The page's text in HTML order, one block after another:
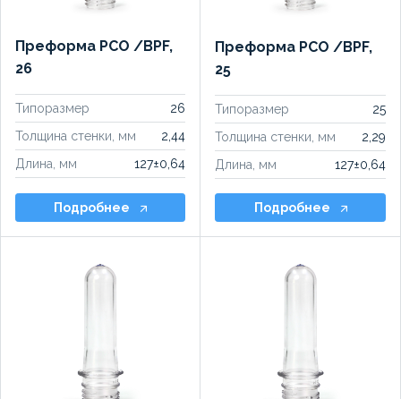
Преформа PCO /BPF,
26
Типоразмер
26
Толщина стенки, мм
2,44
Длина, мм
127±0,64
Подробнее
Преформа PCO /BPF,
25
Типоразмер
25
Толщина стенки, мм
2,29
Длина, мм
127±0,64
Подробнее